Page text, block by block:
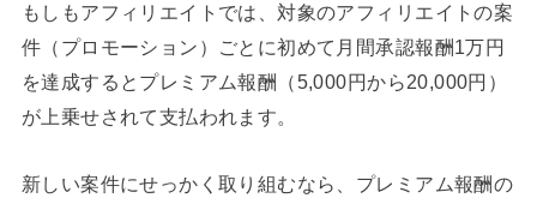
もしもアフィリエイトでは、対象のアフィリエイトの案
件（プロモーション）ごとに初めて月間承認報酬1万円
を達成するとプレミアム報酬（5,000円から20,000円）
が上乗せされて支払われます。
新しい案件にせっかく取り組むなら、プレミアム報酬の